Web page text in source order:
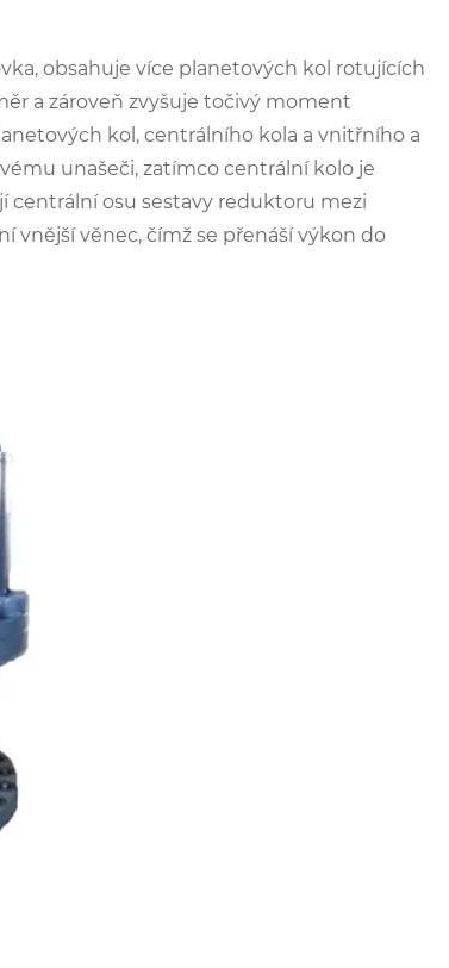
obsahuje více planetových kol rotujících
a zároveň zvyšuje točivý moment
kol, centrálního kola a vnitřního a
unašeči, zatímco centrální kolo je
centrální osu sestavy reduktoru mezi
vnější věnec, čímž se přenáší výkon do